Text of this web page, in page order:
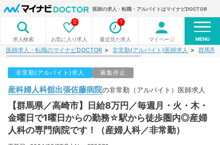
医師の求人・転職・アルバイトはマイナビDOCTOR
求人検索 お気に入り求人
0
最近見た求人
1
マイページ MENU
医師求人・転職のマイナビDOCTOR 非常勤(アルバイト)医師求人 群馬県
非常勤(アルバイト)求人 募集停止
産科婦人科舘出張佐藤病院の非常勤（アルバイト）医師求人
【群馬県／高崎市】日給8万円／毎週月・火・木・
金曜日で1曜日からの勤務☆駅から徒歩圏内◎産婦
人科の専門病院です！（産婦人科／非常勤）